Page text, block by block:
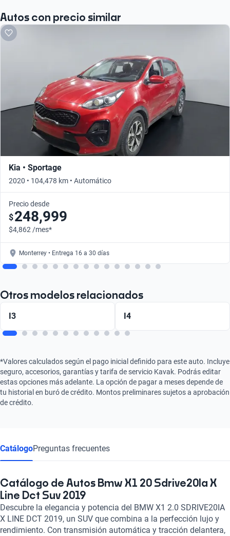
Autos con precio similar
Kia • Sportage
2020 • 104,478 km • Automático
Precio desde
$248,999
$4,862 /mes*
Monterrey • Entrega 16 a 30 días
Otros modelos relacionados
I3 I4
*Valores calculados según el pago inicial definido para este auto. Incluye
seguro, accesorios, garantías y tarifa de servicio Kavak. Podrás editar
estas opciones más adelante. La opción de pagar a meses depende de
tu historial en buró de crédito. Montos preliminares sujetos a aprobación
de crédito.
CatálogoPreguntas frecuentes
Catálogo de Autos Bmw X1 20 Sdrive20Ia X
Line Dct Suv 2019
Descubre la elegancia y potencia del BMW X1 2.0 SDRIVE20IA
X LINE DCT 2019, un SUV que combina a la perfección lujo y
rendimiento. Con transmisión automática y tracción delantera,